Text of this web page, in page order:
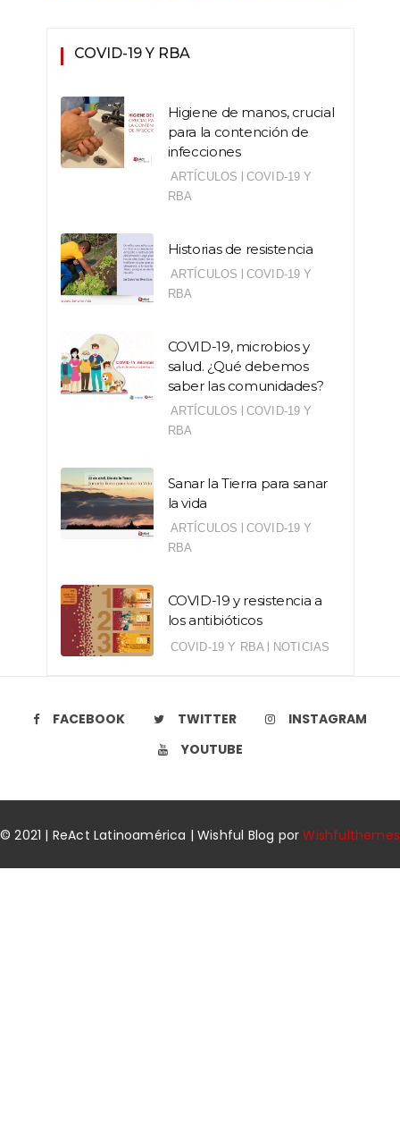
COVID-19 Y RBA
Higiene de manos, crucial
para la contención de
infecciones
ARTÍCULOS | COVID-19 Y
RBA
Historias de resistencia
ARTÍCULOS | COVID-19 Y
RBA
COVID-19, microbios y
salud. ¿Qué debemos
saber las comunidades?
ARTÍCULOS | COVID-19 Y
RBA
Sanar la Tierra para sanar
la vida
ARTÍCULOS | COVID-19 Y
RBA
COVID-19 y resistencia a
los antibióticos
COVID-19 Y RBA | NOTICIAS
FACEBOOK TWITTER
INSTAGRAM
YOUTUBE
© 2021 | ReAct Latinoamérica | Wishful Blog porWishfulthemes